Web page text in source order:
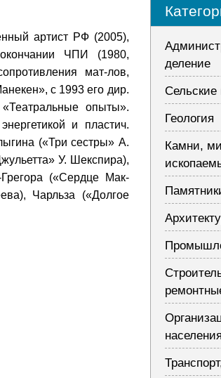
артист РФ (2005),
окончании ЧПИ (1980,
мат-лов,
с 1993 его дир.
опыты».
и пластич.
(«Три сестры» А.
У. Шекспира),
(«Сердце Мак-
Чарльза («Долгое
деление
Сельские
Геология
Камни,
населения